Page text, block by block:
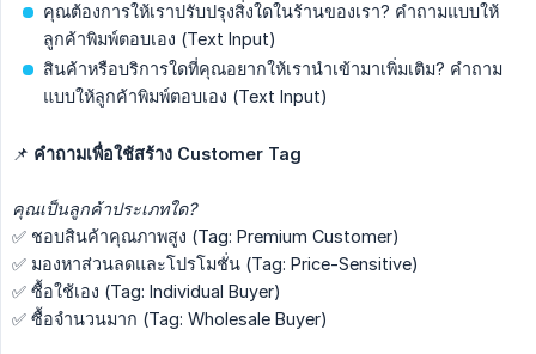
คุณต้องการให้เราปรับปรุงสิ่งใดในร้านของเรา? คำถามแบบให้
ลูกค้าพิมพ์ตอบเอง (Text Input)
สินค้าหรือบริการใดที่คุณอยากให้เรานำเข้ามาเพิ่มเติม? คำถาม
แบบให้ลูกค้าพิมพ์ตอบเอง (Text Input)
📌 คำถามเพื่อใช้สร้าง Customer Tag
คุณเป็นลูกค้าประเภทใด?
✅ ชอบสินค้าคุณภาพสูง (Tag: Premium Customer)
✅ มองหาส่วนลดและโปรโมชั่น (Tag: Price-Sensitive)
✅ ซื้อใช้เอง (Tag: Individual Buyer)
✅ ซื้อจำนวนมาก (Tag: Wholesale Buyer)